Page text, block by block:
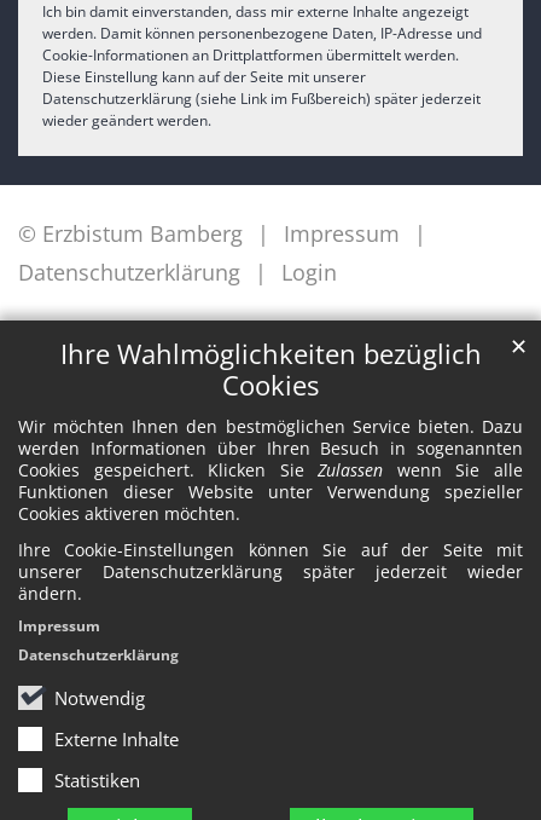
Ihre Wahlmöglichkeiten bezüglich
Cookies
Wir möchten Ihnen den bestmöglichen Service bieten. Dazu
werden Informationen über Ihren Besuch in sogenannten
Cookies gespeichert. Klicken SieZulassen wenn Sie alle
Funktionen dieser Website unter Verwendung spezieller
Cookies aktiveren möchten.
Ihre Cookie-Einstellungen können Sie auf der Seite mit
unserer Datenschutzerklärung später jederzeit wieder
ändern.
Notwendig
Externe Inhalte
Statistiken
✕
Impressum
Datenschutzerklärung
Ich bin damit einverstanden, dass mir externe Inhalte angezeigt
werden. Damit können personenbezogene Daten, IP-Adresse und
Cookie-Informationen an Drittplattformen übermittelt werden.
Diese Einstellung kann auf der Seite mit unserer
Datenschutzerklärung (siehe Link im Fußbereich) später jederzeit
wieder geändert werden.
© Erzbistum Bamberg
Impressum
Datenschutzerklärung
Login